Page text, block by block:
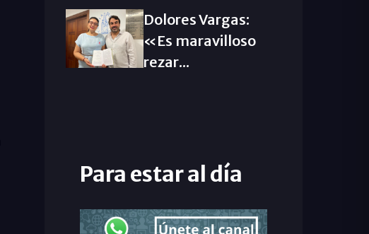
Dolores Vargas:
«Es maravilloso
rezar...
Para estar al día